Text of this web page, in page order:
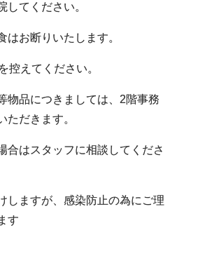
してください。
はお断りいたします。
控えてください。
物品につきましては、2階事務
ただきます。
合はスタッフに相談してくださ
しますが、感染防止の為にご理
す